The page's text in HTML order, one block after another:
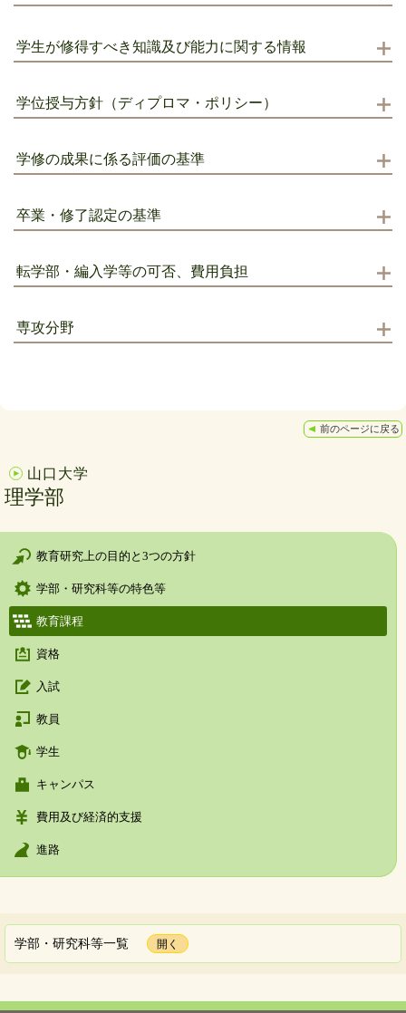
学生が修得すべき知識及び能力に関する情報
学位授与方針（ディプロマ・ポリシー）
学修の成果に係る評価の基準
卒業・修了認定の基準
転学部・編入学等の可否、費用負担
専攻分野
前のページに戻る
山口大学
理学部
教育研究上の目的と3つの方針
学部・研究科等の特色等
教育課程
資格
入試
教員
学生
キャンパス
費用及び経済的支援
進路
学部・研究科等一覧